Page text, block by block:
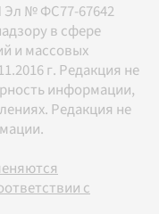
Эл № ФС77-67642
в сфере
и массовых
г. Редакция не
информации,
Редакция не
с